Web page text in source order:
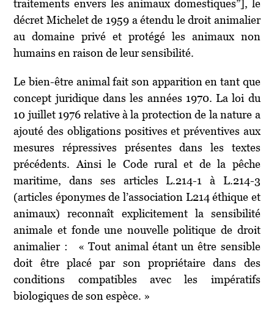
traitements envers les animaux domestiques”], le
décret Michelet de 1959 a étendu le droit animalier
au domaine privé et protégé les animaux non
humains en raison de leur sensibilité.
Le bien-être animal fait son apparition en tant que
concept juridique dans les années 1970. La loi du
10 juillet 1976 relative à la protection de la nature a
ajouté des obligations positives et préventives aux
mesures répressives présentes dans les textes
précédents. Ainsi le Code rural et de la pêche
maritime, dans ses articles L.214-1 à L.214-3
(articles éponymes de l’association L214 éthique et
animaux) reconnaît explicitement la sensibilité
animale et fonde une nouvelle politique de droit
animalier : « Tout animal étant un être sensible
doit être placé par son propriétaire dans des
conditions compatibles avec les impératifs
biologiques de son espèce. »